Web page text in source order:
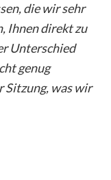
die wir sehr
Ihnen direkt zu
Unterschied
genug
Sitzung, was wir